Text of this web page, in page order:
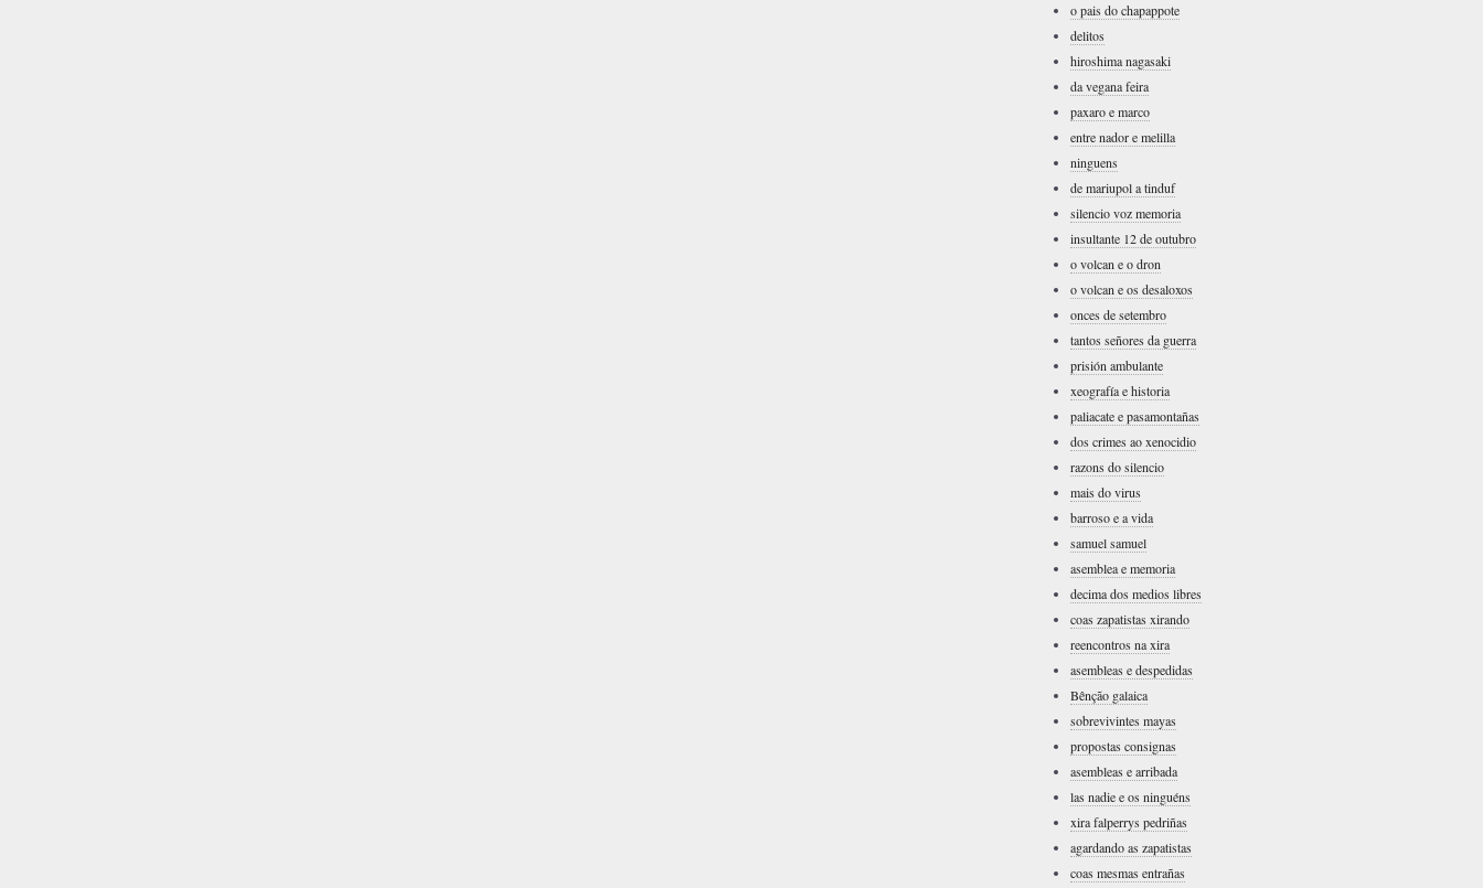
o pais do chapappote
delitos
hiroshima nagasaki
da vegana feira
paxaro e marco
entre nador e melilla
ninguens
de mariupol a tinduf
silencio voz memoria
insultante 12 de outubro
o volcan e o dron
o volcan e os desaloxos
onces de setembro
tantos señores da guerra
prisión ambulante
xeografía e historia
paliacate e pasamontañas
dos crimes ao xenocidio
razons do silencio
mais do virus
barroso e a vida
samuel samuel
asemblea e memoria
decima dos medios libres
coas zapatistas xirando
reencontros na xira
asembleas e despedidas
Bênção galaica
sobrevivintes mayas
propostas consignas
asembleas e arribada
las nadie e os ninguéns
xira falperrys pedriñas
agardando as zapatistas
coas mesmas entrañas